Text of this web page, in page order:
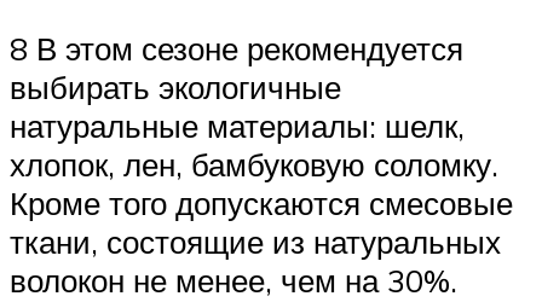
8 В этом сезоне рекомендуется
выбирать экологичные
натуральные материалы: шелк,
хлопок, лен, бамбуковую соломку.
Кроме того допускаются смесовые
ткани, состоящие из натуральных
волокон не менее, чем на 30%.